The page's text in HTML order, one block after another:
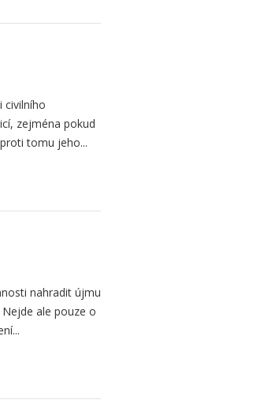
civilního
zejména pokud
tomu jeho...
nahradit újmu
ale pouze o